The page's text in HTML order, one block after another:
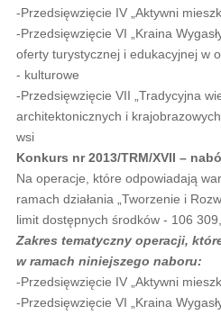
-Przedsięwzięcie IV „Aktywni
-Przedsięwzięcie VI „Kraina
oferty turystycznej i edukacyjnej w
- kulturowe
-Przedsięwzięcie VII „Tradycyjna
architektonicznych i
wsi
Konkurs nr 2013/TRM/XVII –
Na operacje, które odpowiadają
ramach działania „Tworzenie i
limit dostępnych środków - 106
Zakres tematyczny operacji,
w ramach niniejszego naboru:
-Przedsięwzięcie IV „Aktywni
-Przedsięwzięcie VI „Kraina